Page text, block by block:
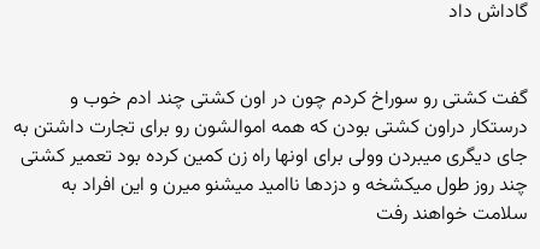
گاداش داد
گفت کشتی رو سوراخ کردم چون در اون کشتی چند ادم خوب و
درستکار دراون کشتی بودن که همه اموالشون رو برای تجارت داشتن به
جای دیگری میبردن وولی برای اونها راه زن کمین کرده بود تعمیر کشتی
چند روز طول میکشخه و دزدها ناامید میشنو میرن و این افراد به
سلامت خواهند رفت